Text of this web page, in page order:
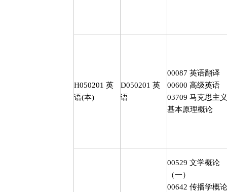
H050201 英
语(本)
D050201 英
语
00087 英语翻译
00600 高级英语
03709 马克思主义
基本原理概论
00529 文学概论
（一）
00642 传播学概论